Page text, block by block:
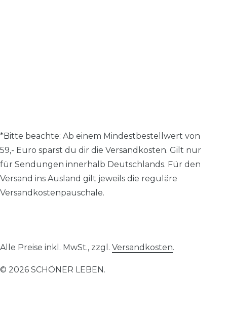
*Bitte beachte: Ab einem Mindestbestellwert von
59,- Euro sparst du dir die Versandkosten. Gilt nur
für Sendungen innerhalb Deutschlands. Für den
Versand ins Ausland gilt jeweils die reguläre
Versandkostenpauschale.
Alle Preise inkl. MwSt., zzgl. Versandkosten.
© 2026 SCHÖNER LEBEN.